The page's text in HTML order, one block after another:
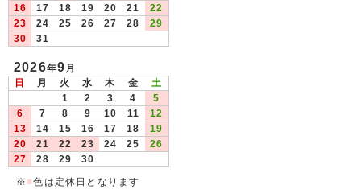
16
17 18 19 20 21
22
23
24 25 26 27 28
29
30
31
2026年9月
日
月 火 水 木 金
土
1
2 3 4
5
6
7 8 9 10 11
12
13
14 15 16 17 18
19
20
21 22 23 24 25
26
27
28 29
30
※ ■色は定休日となります